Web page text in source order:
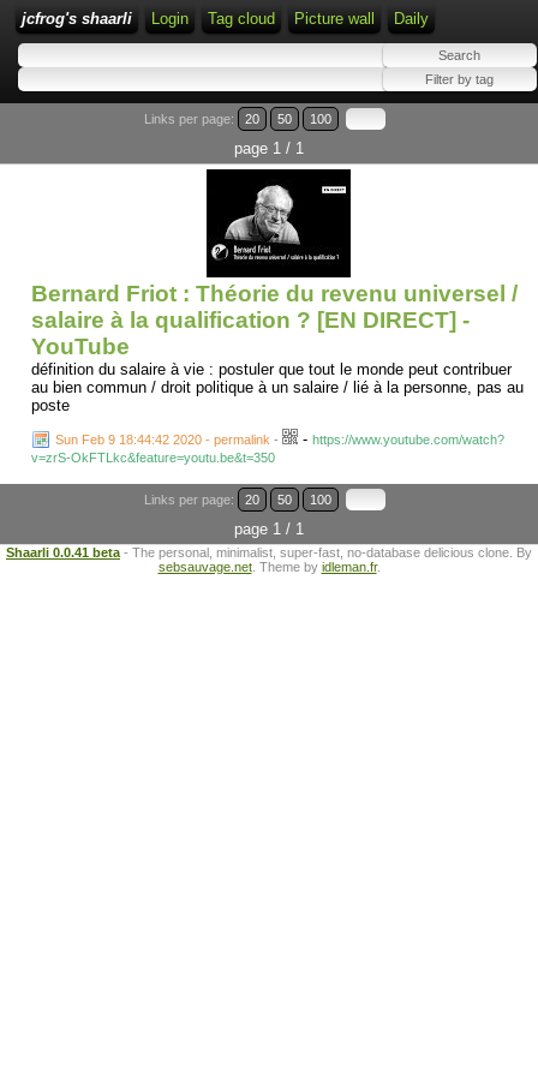
jcfrog's shaarli Login Tag cloud Picture wall Daily
Links per page: 20 50 100
page 1 / 1
Bernard Friot : Théorie du revenu universel /
salaire à la qualification ? [EN DIRECT] -
YouTube
définition du salaire à vie : postuler que tout le monde peut contribuer
au bien commun / droit politique à un salaire / lié à la personne, pas au
poste
Sun Feb 9 18:44:42 2020 - permalink - - https://www.youtube.com/watch?
v=zrS-OkFTLkc&feature=youtu.be&t=350
Links per page: 20 50 100
page 1 / 1
Shaarli 0.0.41 beta - The personal, minimalist, super-fast, no-database delicious clone. By
sebsauvage.net. Theme by idleman.fr.